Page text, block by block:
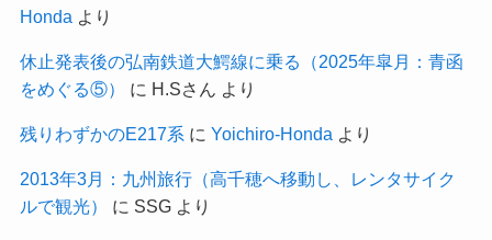
Honda より
休止発表後の弘南鉄道大鰐線に乗る（2025年皐月：青函
をめぐる⑤）
に H.Sさん より
残りわずかのE217系 に Yoichiro-Honda より
2013年3月：九州旅行（高千穂へ移動し、レンタサイク
ルで観光）
に SSGより